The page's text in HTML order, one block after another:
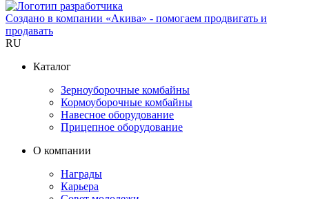
Создано в компании «Акива» - помогаем продвигать и
продавать
RU
Каталог
Зерноуборочные комбайны
Кормоуборочные комбайны
Навесное оборудование
Прицепное оборудование
О компании
Награды
Карьера